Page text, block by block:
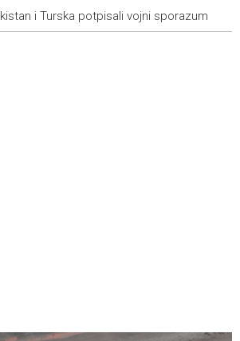
i Turska potpisali vojni sporazum